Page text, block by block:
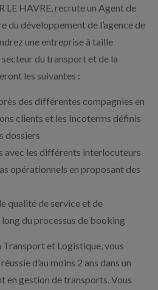
LE HAVRE, recrute un Agent de
du développement de l’agence de
une entreprise à taille
du transport et de la
les suivantes :
des différentes compagnies en
clients et les Incoterms définis
dossiers
avec les différents interlocuteurs
opérationnels en proposant des
qualité de service et de
du processus de booking
Transport et Logistique, vous
d’au moins 2 ans dans un
en gestion de transports. Vous